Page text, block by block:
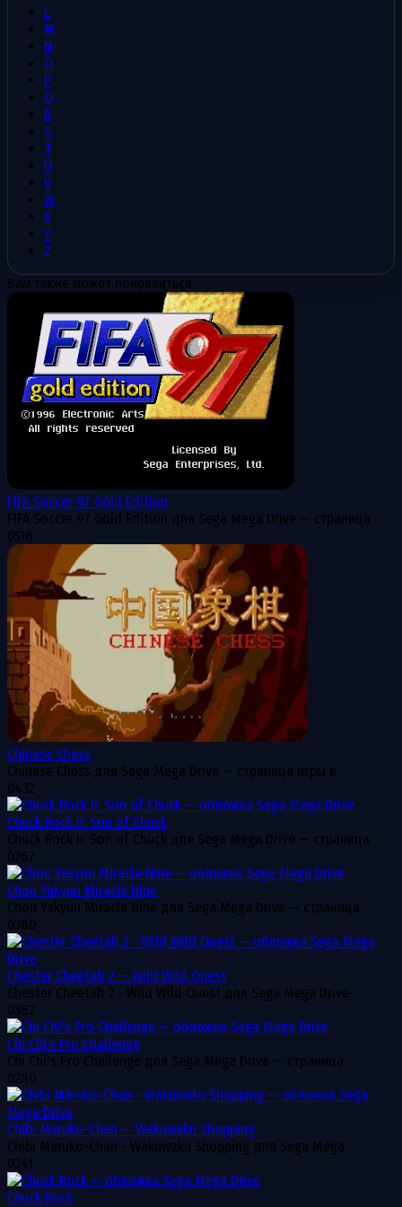
L
M
N
O
P
Q
R
S
T
U
V
W
X
Y
Z
Вам также может понравиться
FIFA Soccer 97 Gold Edition
FIFA Soccer 97 Gold Edition для Sega Mega Drive — страница
0516
Chinese Chess
Chinese Chess для Sega Mega Drive — страница игры в
0432
Chuck Rock II: Son of Chuck
Chuck Rock II: Son of Chuck для Sega Mega Drive — страница
0267
Chou Yakyuu Miracle Nine
Chou Yakyuu Miracle Nine для Sega Mega Drive — страница
0380
Chester Cheetah 2 — Wild Wild Quest
Chester Cheetah 2 - Wild Wild Quest для Sega Mega Drive
0382
Chi Chi’s Pro Challenge
Chi Chi's Pro Challenge для Sega Mega Drive — страница
0280
Chibi Maruko-Chan — Wakuwaku Shopping
Chibi Maruko-Chan - Wakuwaku Shopping для Sega Mega
0241
Chuck Rock